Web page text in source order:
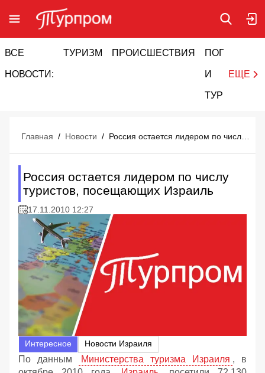
ВСЕ
НОВОСТИ:
ТУРИЗМ ПРОИСШЕСТВИЯ ПОГОДА
И
ТУРИЗМ
ЕЩЕ
Главная / Новости /
Россия остается лидером по числу
туристов, посещающих Израиль
17.11.2010 12:27
Интересное Новости Израиля
По данным Министерства туризма Израиля , в